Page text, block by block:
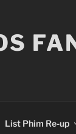
List Phim Re-up